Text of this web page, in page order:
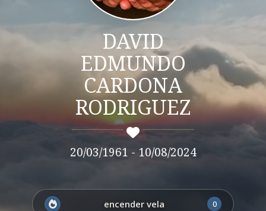
DAVID
EDMUNDO
CARDONA
RODRIGUEZ
20/03/1961 - 10/08/2024
encender vela 0